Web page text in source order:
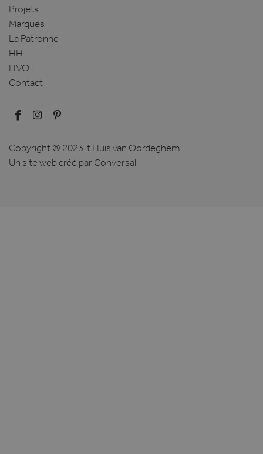
Projets
Marques
La Patronne
HH
HVO+
Contact
Copyright © 2023 't Huis van Oordeghem
Un site web créé par Conversal